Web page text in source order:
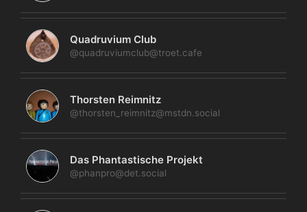
Quadruvium Club
@quadruviumclub@troet.cafe
Thorsten Reimnitz
@thorsten_reimnitz@mstdn.social
Das Phantastische Projekt
@phanpro@det.social